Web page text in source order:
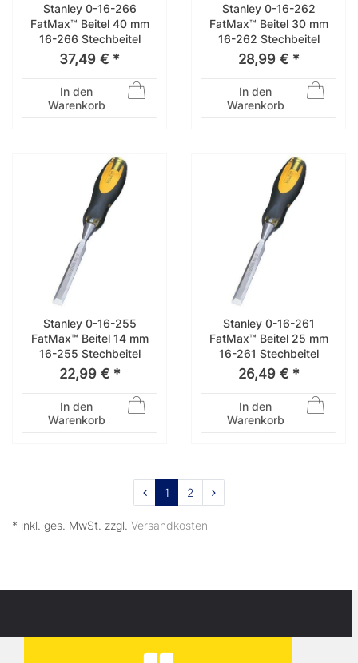
Stanley 0-16-266
FatMax™ Beitel 40 mm
16-266 Stechbeitel
37,49 € *
In den
Warenkorb
Stanley 0-16-262
FatMax™ Beitel 30 mm
16-262 Stechbeitel
28,99 € *
In den
Warenkorb
Stanley 0-16-255
FatMax™ Beitel 14 mm
16-255 Stechbeitel
22,99 € *
In den
Warenkorb
Stanley 0-16-261
FatMax™ Beitel 25 mm
16-261 Stechbeitel
26,49 € *
In den
Warenkorb
1 2
* inkl. ges. MwSt. zzgl. Versandkosten